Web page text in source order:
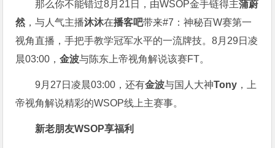
那么你不能错过8月21日， 由WSOP金手链得主蒲蔚
然 ，与人气主播沐沐在播客吧带来#7：神秘百W赛第一
视角直播，手把手教学冠军水平的一流牌技。8月29日凌
晨03:00，金波与陈东上帝视角解说该赛FT。
9月27日凌晨03:00，还有金波与国人大神Tony ，上
帝视角解说精彩的WSOP线上主赛事。
新老朋友WSOP享福利